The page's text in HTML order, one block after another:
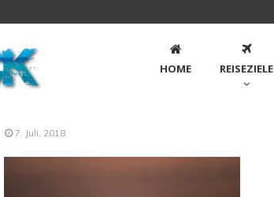
HOME REISEZIELE
7. Juli, 2018